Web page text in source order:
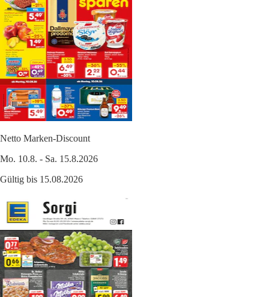
Netto Marken-Discount
Mo. 10.8. - Sa. 15.8.2026
Gültig bis 15.08.2026